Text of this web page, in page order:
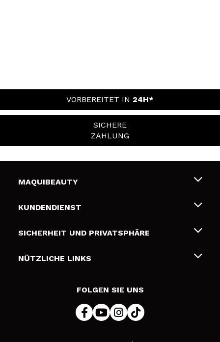
VORBEREITET IN 24H*
SICHERE
ZAHLUNG
MAQUIBEAUTY
Über uns
Geschenkkarten
KUNDENDIENST
Liefer- und Versandkosten
Zahlung
SICHERHEIT UND PRIVATSPHÄRE
Bedingungen und Datenschutz
NÜTZLICHE LINKS
FOLGEN SIE UNS